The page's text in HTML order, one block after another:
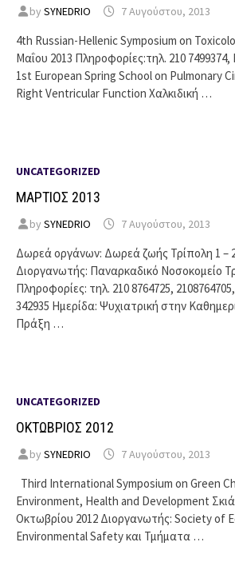
bySYNEDRIO 7 Αυγούστου, 2013
4th Russian-Hellenic Symposium on
Μαΐου 2013 Πληροφορίες:τηλ. 210 7499374,
1st European Spring School on Pulmonary
Right Ventricular Function Χαλκιδική …
UNCATEGORIZED
ΜΑΡΤΙΟΣ 2013
bySYNEDRIO 7 Αυγούστου, 2013
Δωρεά οργάνων: Δωρεά ζωής Τρίπολη 1 –
Διοργανωτής: Παναρκαδικό Νοσοκομείο
Πληροφορίες: τηλ. 210 8764725,
342935 Ημερίδα: Ψυχιατρική στην
Πράξη …
UNCATEGORIZED
ΟΚΤΩΒΡΙΟΣ 2012
bySYNEDRIO 7 Αυγούστου, 2013
Third International Symposium on Green
Environment, Health and Development
Οκτωβρίου 2012 Διοργανωτής: Society of
Environmental Safety και Τμήματα …